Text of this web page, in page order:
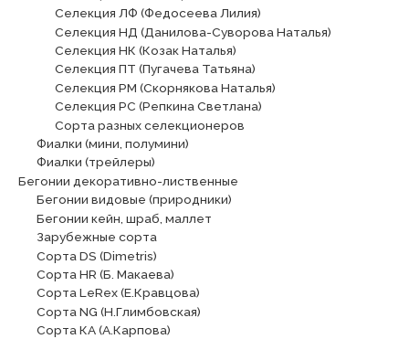
Селекция ЛФ (Федосеева Лилия)
Селекция НД (Данилова-Суворова Наталья)
Селекция НК (Козак Наталья)
Селекция ПТ (Пугачева Татьяна)
Селекция РМ (Скорнякова Наталья)
Селекция РС (Репкина Светлана)
Сорта разных селекционеров
Фиалки (мини, полумини)
Фиалки (трейлеры)
Бегонии декоративно-лиственные
Бегонии видовые (природники)
Бегонии кейн, шраб, маллет
Зарубежные сорта
Сорта DS (Dimetris)
Сорта HR (Б. Макаева)
Сорта LeRex (Е.Кравцова)
Сорта NG (Н.Глимбовская)
Сорта КА (А.Карпова)